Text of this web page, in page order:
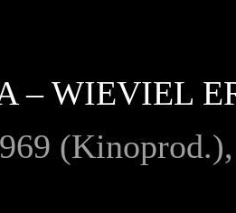
– WIEVIEL